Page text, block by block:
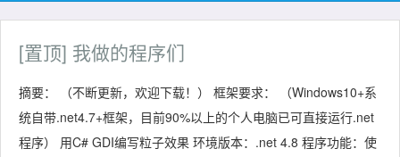
[置顶] 我做的程序们
摘要： （不断更新，欢迎下载！） 框架要求： （Windows10+系
统自带.net4.7+框架，目前90%以上的个人电脑已可直接运行.net
程序） 用C# GDI编写粒子效果 环境版本：.net 4.8 程序功能：使